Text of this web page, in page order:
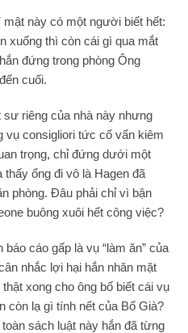
này có một người biết hết:
xuống thì còn cái gì qua mắt
đứng trong phòng Ông
cuối.
sư riêng của nhà này nhưng
consigliori tức cố vấn kiêm
trọng, chỉ đứng dưới một
ổng đi vô là Hagen đã
phòng. Đâu phải chỉ vì bận
buông xuôi hết công việc?
cáo gấp là vụ “làm ăn” của
nhắc lợi hại hắn nhăn mặt
xong cho ông bố biết cái vụ
còn lạ gì tính nết của Bố Già?
sách luật này hắn đã từng